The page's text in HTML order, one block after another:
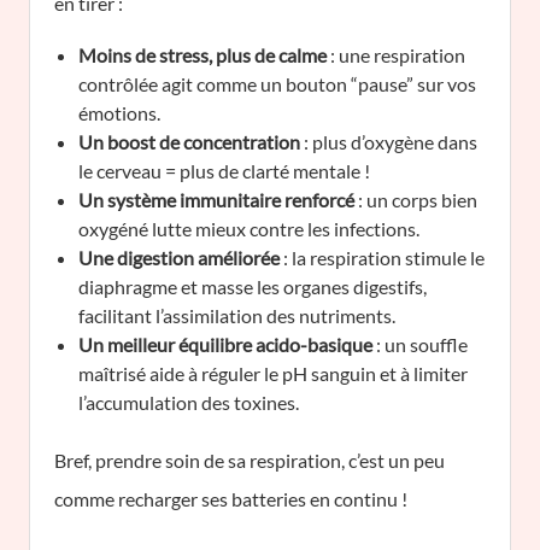
Moins de stress, plus de calme: une respiration
contrôlée agit comme un bouton “pause” sur vos
émotions.
Un boost de concentration : plus d’oxygène dans
le cerveau = plus de clarté mentale !
Un système immunitaire renforcé: un corps bien
oxygéné lutte mieux contre les infections.
Une digestion améliorée: la respiration stimule le
diaphragme et masse les organes digestifs,
facilitant l’assimilation des nutriments.
Un meilleur équilibre acido-basique: un souffle
maîtrisé aide à réguler le pH sanguin et à limiter
l’accumulation des toxines.
Bref, prendre soin de sa respiration, c’est un peu
comme recharger ses batteries en continu !